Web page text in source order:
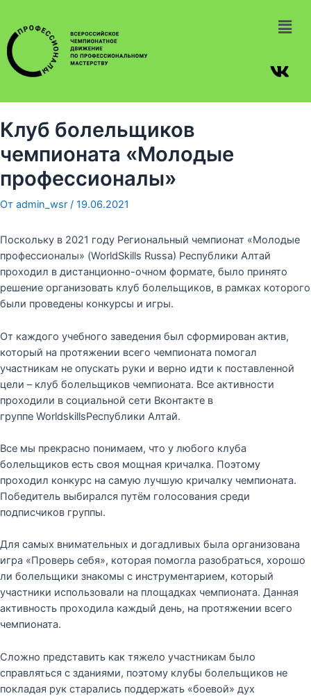
Клуб болельщиков
чемпионата «Молодые
профессионалы»
От admin_wsr / 19.06.2021
Поскольку в 2021 году Региональный чемпионат «Молодые
профессионалы» (WorldSkills Russa) Республики Алтай
проходил в дистанционно-очном формате, было принято
решение организовать клуб болельщиков, в рамках которого
были проведены конкурсы и игры.
От каждого учебного заведения был сформирован актив,
который на протяжении всего чемпионата помогал
участникам не опускать руки и верно идти к поставленной
цели – клуб болельщиков чемпионата. Все активности
проходили в социальной сети Вконтакте в
группе WorldskillsРеспублики Алтай.
Все мы прекрасно понимаем, что у любого клуба
болельщиков есть своя мощная кричалка. Поэтому
проходил конкурс на самую лучшую кричалку чемпионата.
Победитель выбирался путём голосования среди
подписчиков группы.
Для самых внимательных и догадливых была организована
игра «Проверь себя», которая помогла разобраться, хорошо
ли болельщики знакомы с инструментарием, который
участники использовали на площадках чемпионата. Данная
активность проходила каждый день, на протяжении всего
чемпионата.
Сложно представить как тяжело участникам было
справляться с зданиями, поэтому клубы болельщиков не
покладая рук старались поддержать «боевой» дух